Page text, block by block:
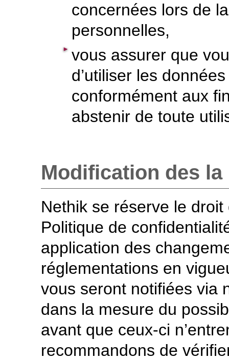
concernées lors de
personnelles,
vous assurer que
d’utiliser les
conformément aux
abstenir de toute
Modification des
Nethik se réserve le
Politique de
application des
réglementations en
vous seront notifiées via
dans la mesure du
avant que ceux-ci
recommandons de